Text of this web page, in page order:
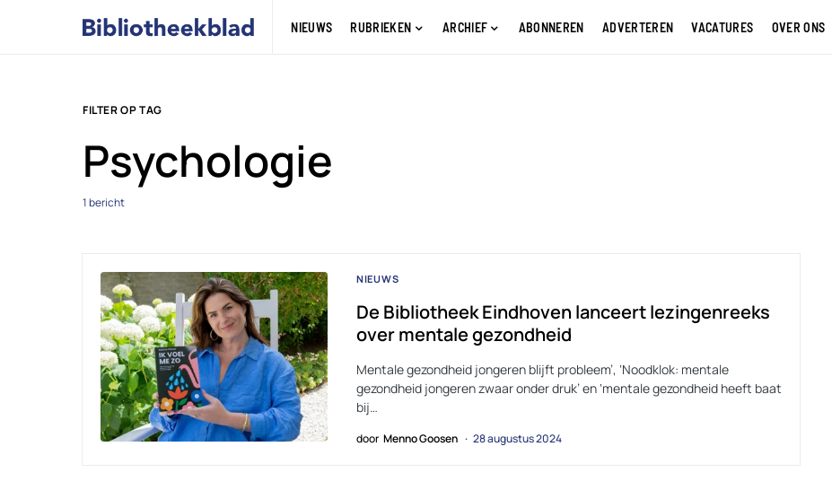
NIEUWS RUBRIEKEN ARCHIEF ABONNEREN ADVERTEREN VACATURES OVER ONS
FILTER OP TAG
Psychologie
1 bericht
NIEUWS
De Bibliotheek Eindhoven lanceert lezingenreeks
over mentale gezondheid
Mentale gezondheid jongeren blijft probleem’, ‘Noodklok: mentale
gezondheid jongeren zwaar onder druk’ en ‘mentale gezondheid heeft baat
bij…
door Menno Goosen 28 augustus 2024